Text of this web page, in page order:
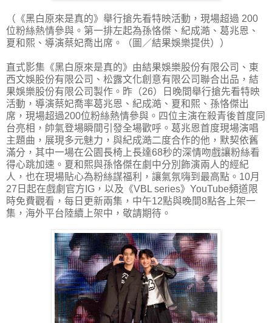
（《黑白原來是真的》舉行搶先看特映活動，現場超過 200
位粉絲熱情參與。第一排左起為孫恪傑、紀成澔、葛兆恩、
夏和熙、導演蔡妃喬出席。（圖／結果娛樂提供））
直式影集《黑白原來是真的》由結果娛樂股份有限公司、東
西文娛股份有限公司、松露文化創意有限公司聯合出品，結
果娛樂股份有限公司製作。昨（26）日晚間舉行搶先看特映
活動，導演蔡妃喬率葛兆恩、紀成澔、夏和熙、孫恪傑出
席，現場超過200位粉絲熱情參與。四位主演在殺青後首度同
台亮相，帥氣登場瞬間引發全場歡呼。葛兆恩首度現場演唱
主題曲，展現多元魅力，與紀成澔二度合作的他，默契依舊
滿分，其中一場在公園長椅上長達68秒的深情吻戲讓粉絲看
得心跳加速。夏和熙與孫恪傑在劇中分別飾演兩人的經紀
人，也在現場貼心為粉絲謀福利，讓氣氛嗨到最高點。10月
27日起在戲劇官方IG，以及《VBL series》YouTube頻道限
時免費觀看，每日更新兩集，中午12點與晚間8點各上架一
集，海外平台陸續上架中，敬請期待。